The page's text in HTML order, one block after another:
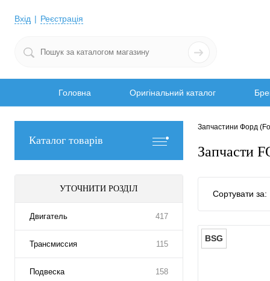
Вхід Реєстрація
Головна Оригінальний каталог
Каталог товарів
УТОЧНИТИ РОЗДІЛ
Двигатель 417
Трансмиссия 115
Подвеска 158
Запчастини Форд
Запчасти
Сортувати за:
BSG